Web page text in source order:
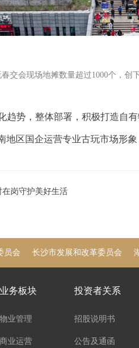
春交会现场地摊数量超过1000个，创
趋势，整体部署，积极打造自
区国企运营专业古玩市场形
在岗守护美好生活
员会 长沙市发展和改革委员会
业务板块
物业管理
商业运营
投资者关系
招股说明书
公告及通函